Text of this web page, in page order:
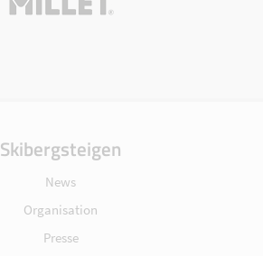
Skibergsteigen
News
Organisation
Presse